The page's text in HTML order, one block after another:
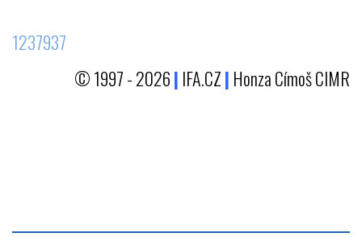
1237937
© 1997 - 2026| IFA.CZ| Honza Címoš CIMR